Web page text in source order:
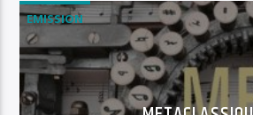
EMISSION